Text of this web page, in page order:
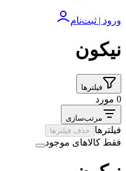
ورود | ثبت‌نام
نیکون
فیلترها
0 مورد
مرتب‌سازی
فیلترها حذف فیلترها
فقط کالاهای موجود